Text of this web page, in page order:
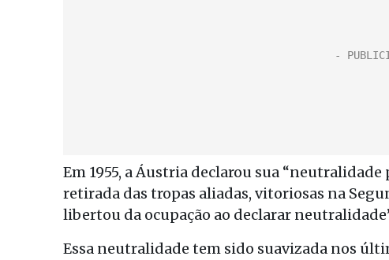
Em 1955, a Áustria declarou sua
retirada das tropas aliadas, vitoriosas na
libertou da ocupação ao declarar
Essa neutralidade tem sido suavizada nos